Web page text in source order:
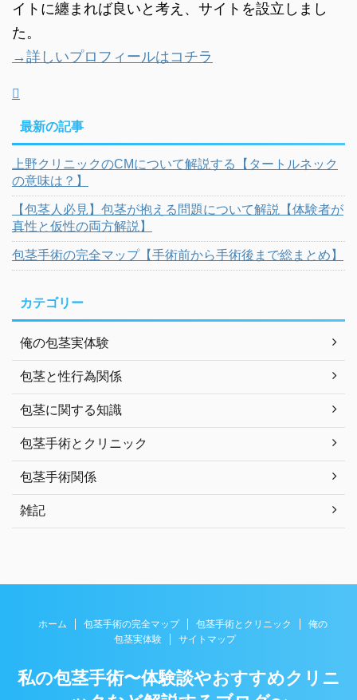
イトに纏まれば良いと考え、サイトを設立しまし
た。
→詳しいプロフィールはコチラ
最新の記事
上野クリニックのCMについて解説する【タートルネック
の意味は？】
【包茎人必見】包茎が抱える問題について解説【体験者が
真性と仮性の両方解説】
包茎手術の完全マップ【手術前から手術後まで総まとめ】
カテゴリー
俺の包茎実体験
包茎と性行為関係
包茎に関する知識
包茎手術とクリニック
包茎手術関係
雑記
ホーム 包茎手術の完全マップ 包茎手術とクリニック
俺の
包茎実体験
サイトマップ
私の包茎手術〜体験談やおすすめクリニ